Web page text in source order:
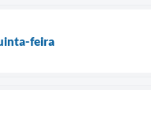
feira